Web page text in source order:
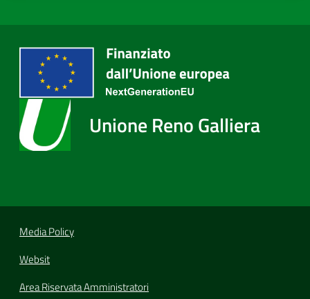
Unione Reno Galliera
Media Policy
Websit
Area Riservata Amministratori